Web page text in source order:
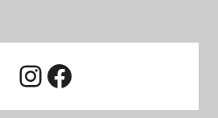
Instagram
Facebook